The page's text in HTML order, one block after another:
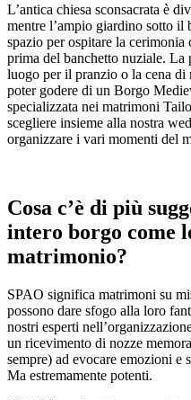
L’antica chiesa sconsacrata è
mentre l’ampio giardino sotto il
spazio per ospitare la
prima del banchetto nuziale. La
luogo per il pranzio o la cena
poter godere di un Borgo
specializzata nei matrimoni
scegliere insieme alla nostra
organizzare i vari momenti del
Cosa c’è di più
intero borgo come
matrimonio?
SPAO significa matrimoni su
possono dare sfogo alla loro
nostri esperti
un ricevimento di nozze
sempre) ad evocare emozioni e
Ma estremamente potenti.